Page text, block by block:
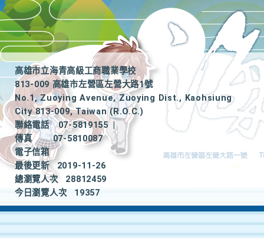
高雄市立海青高級工商職業學校
813-009 高雄市左營區左營大路1號
No.1, Zuoying Avenue, Zuoying Dist., Kaohsiung
City 813-009, Taiwan (R.O.C.)
聯絡電話
07-5819155
|
傳真
07-5810087
電子信箱
最後更新
2019-11-26
總瀏覽人次
28812459
今日瀏覽人次
19357